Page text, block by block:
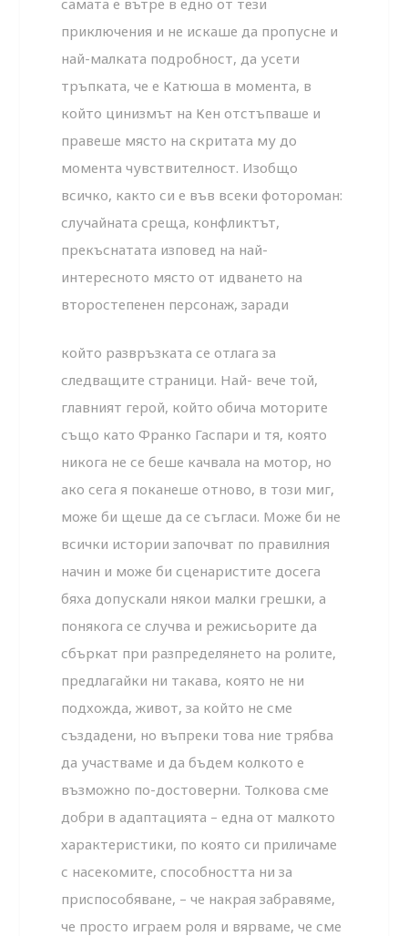
самата е вътре в едно от тези
приключения и не искаше да пропусне и
най-малката подробност, да усети
тръпката, че е Катюша в момента, в
който цинизмът на Кен отстъпваше и
правеше място на скритата му до
момента чувствителност. Изобщо
всичко, както си е във всеки фотороман:
случайната среща, конфликтът,
прекъснатата изповед на най-
интересното място от идването на
второстепенен персонаж, заради
който развръзката се отлага за
следващите страници. Най- вече той,
главният герой, който обича моторите
също като Франко Гаспари и тя, която
никога не се беше качвала на мотор, но
ако сега я поканеше отново, в този миг,
може би щеше да се съгласи. Може би не
всички истории започват по правилния
начин и може би сценаристите досега
бяха допускали някои малки грешки, а
понякога се случва и режисьорите да
сбъркат при разпределянето на ролите,
предлагайки ни такава, която не ни
подхожда, живот, за който не сме
създадени, но въпреки това ние трябва
да участваме и да бъдем колкото е
възможно по-достоверни. Толкова сме
добри в адаптацията – една от малкото
характеристики, по която си приличаме
с насекомите, способността ни за
приспособяване, – че накрая забравяме,
че просто играем роля и вярваме, че сме